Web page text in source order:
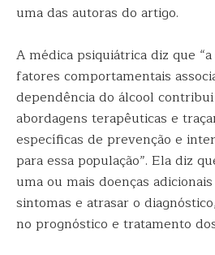
uma das autoras do artigo.
A médica psiquiátrica diz que
fatores comportamentais
dependência do álcool
abordagens terapêuticas e
específicas de prevenção e
para essa população”. Ela diz
uma ou mais doenças
sintomas e atrasar o
no prognóstico e tratamento